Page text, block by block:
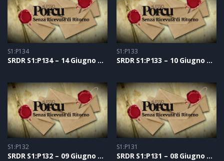
S1:P134
SRDR S1:P134 – 14 Giugno 2021
S1:P133
SRDR S1:P133 – 10 Giugno 2021
S1:P132
SRDR S1:P132 – 09 Giugno 2021
S1:P131
SRDR S1:P131 – 08 Giugno 2021